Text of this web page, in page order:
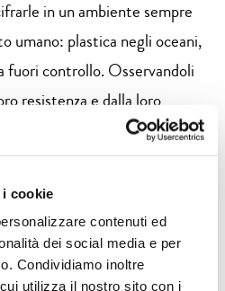
cookie
contenuti ed
dei social media e per
Condividiamo inoltre
utilizza il nostro sito con i
in un ambiente sempre
umano: plastica negli oceani,
fuori controllo. Osservandoli
resistenza e dalla loro
infiniti, collegando la loro
di esplorazione, perdita e
al mondo.